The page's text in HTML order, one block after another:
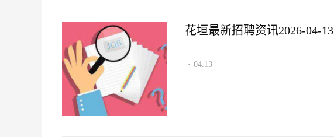
花垣最新招聘资讯2026-04-13
· 04.13